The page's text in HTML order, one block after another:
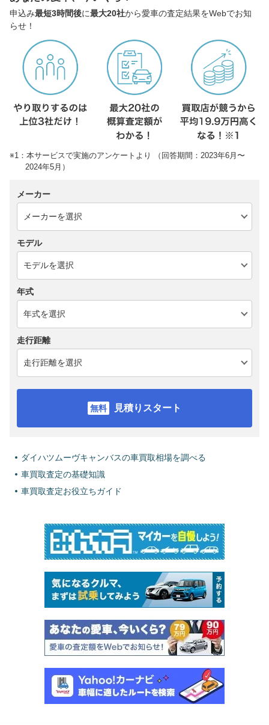
申込み最短3時間後に最大20社から愛車の査定結果をWebでお知
らせ！
※1：本サービスで実施のアンケートより （回答期間：2023年6月〜
2024年5月）
メーカー
モデル
年式
走行距離
見積りスタート
ダイハツムーヴキャンバスの車買取相場を調べる
車買取査定の基礎知識
車買取査定お役立ちガイド